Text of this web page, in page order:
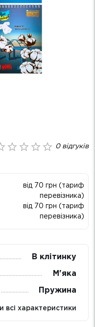
0відгуків
від 70 грн (тариф
перевізника)
від 70 грн (тариф
перевізника)
В клітинку
М'яка
Пружина
всі характеристики